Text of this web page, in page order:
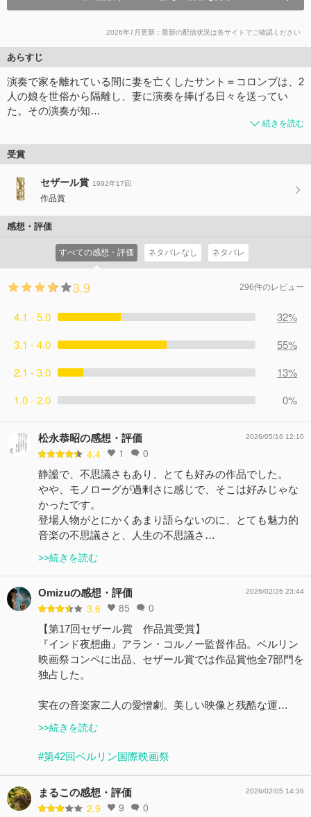
2026年7月更新：最新の配信状況は各サイトでご確認ください
あらすじ
演奏で家を離れている間に妻を亡くしたサント＝コロンブは、2
人の娘を世俗から隔離し、妻に演奏を捧げる日々を送ってい
た。その演奏が知…
続きを読む
受賞
セザール賞 1992年17回
作品賞
感想・評価
すべての感想・評価 ネタバレなし ネタバレ
3.9 296件のレビュー
4.1 - 5.0
32%
3.1 - 4.0
55%
2.1 - 3.0
13%
1.0 - 2.0
0%
松永恭昭の感想・評価
4.4 1 0
2026/05/16 12:10
静謐で、不思議さもあり、とても好みの作品でした。
やや、モノローグが過剰さに感じで、そこは好みじゃな
かったです。
登場人物がとにかくあまり語らないのに、とても魅力的
音楽の不思議さと、人生の不思議さ…
>>続きを読む
Omizuの感想・評価
3.6 85 0
2026/02/26 23:44
【第17回セザール賞 作品賞受賞】
『インド夜想曲』アラン・コルノー監督作品。ベルリン
映画祭コンペに出品、セザール賞では作品賞他全7部門を
独占した。
実在の音楽家二人の愛憎劇。美しい映像と残酷な運…
>>続きを読む
#第42回ベルリン国際映画祭
まるこの感想・評価
2.9 9 0
2026/02/05 14:36